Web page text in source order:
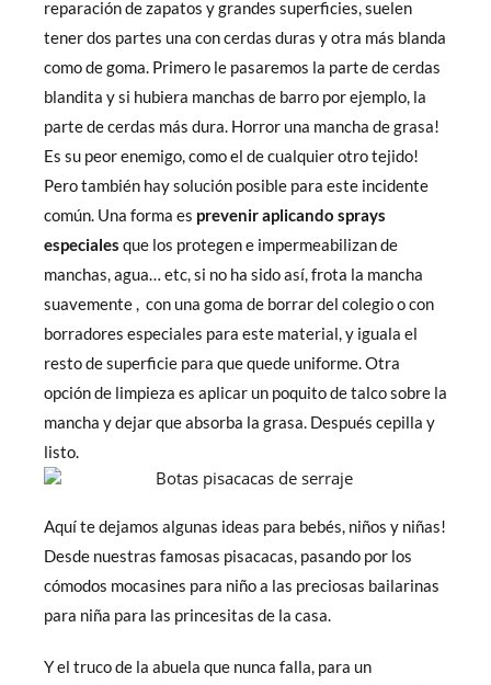
reparación de zapatos y grandes superficies, suelen
tener dos partes una con cerdas duras y otra más blanda
como de goma. Primero le pasaremos la parte de cerdas
blandita y si hubiera manchas de barro por ejemplo, la
parte de cerdas más dura. Horror una mancha de grasa!
Es su peor enemigo, como el de cualquier otro tejido!
Pero también hay solución posible para este incidente
común. Una forma es prevenir aplicando sprays
especiales que los protegen e impermeabilizan de
manchas, agua… etc, si no ha sido así, frota la mancha
suavemente , con una goma de borrar del colegio o con
borradores especiales para este material, y iguala el
resto de superficie para que quede uniforme. Otra
opción de limpieza es aplicar un poquito de talco sobre la
mancha y dejar que absorba la grasa. Después cepilla y
listo.
Aquí te dejamos algunas ideas para bebés, niños y niñas!
Desde nuestras famosas pisacacas, pasando por los
cómodos mocasines para niño a las preciosas bailarinas
para niña para las princesitas de la casa.
Y el truco de la abuela que nunca falla, para un